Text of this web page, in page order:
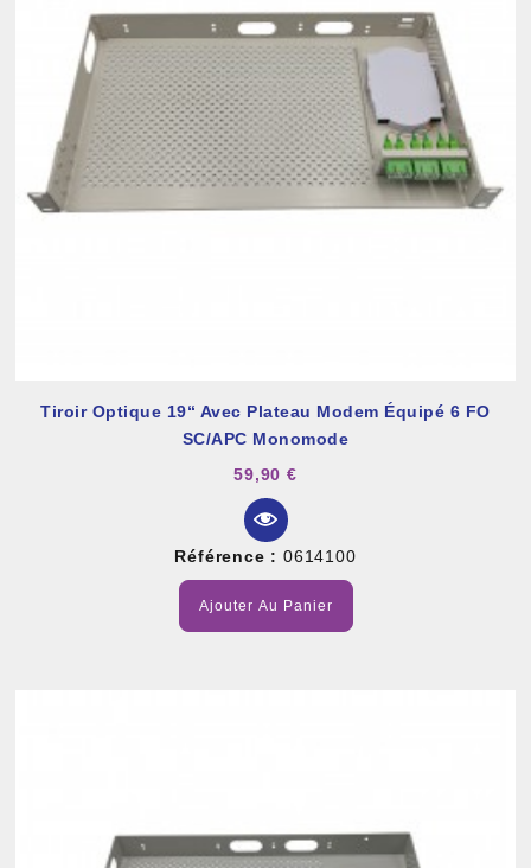
Tiroir Optique 19“ Avec Plateau Modem Équipé 6 FO
SC/APC Monomode
59,90 €
Référence : 0614100
Ajouter Au Panier